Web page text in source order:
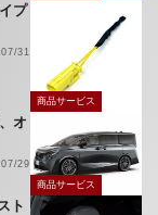
プ
31
商品サービス
オ
29
商品サービス
ト